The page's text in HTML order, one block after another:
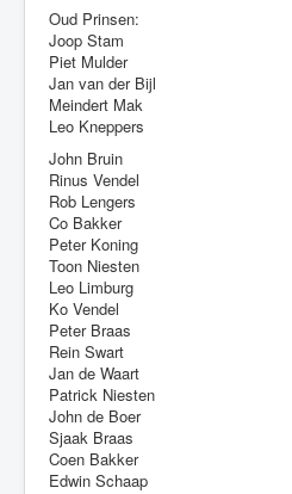
Oud Prinsen:
Joop Stam
Piet Mulder
Jan van der Bijl
Meindert Mak
Leo Kneppers
John Bruin
Rinus Vendel
Rob Lengers
Co Bakker
Peter Koning
Toon Niesten
Leo Limburg
Ko Vendel
Peter Braas
Rein Swart
Jan de Waart
Patrick Niesten
John de Boer
Sjaak Braas
Coen Bakker
Edwin Schaap